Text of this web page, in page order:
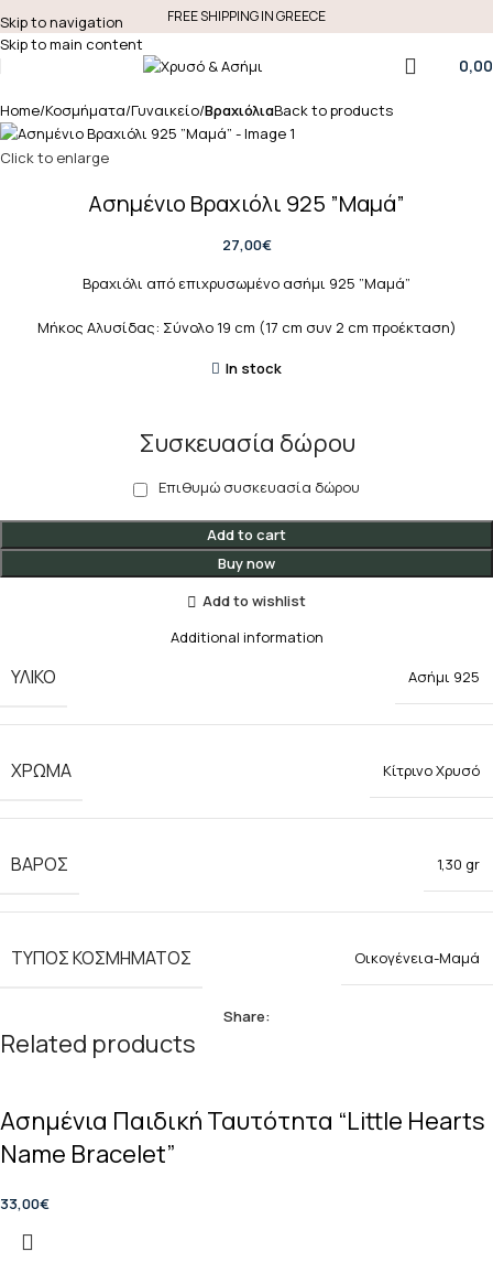
Skip to navigation
Skip to main content
FREE SHIPPING IN GREECE
0,00
Home Κοσμήματα Γυναικείο ΒραχιόλιαBack to products
Click to enlarge
Ασημένιο Βραχιόλι 925 ”Μαμά”
27,00€
Βραχιόλι από επιχρυσωμένο ασήμι 925 ”Μαμά”
Μήκος Αλυσίδας: Σύνολο 19 cm (17 cm συν 2 cm προέκταση)
In stock
Συσκευασία δώρου
Επιθυμώ συσκευασία δώρου
Add to cart
Buy now
Add to wishlist
Additional information
ΥΛΙΚΟ Ασήμι 925
ΧΡΩΜΑ Κίτρινο Χρυσό
ΒΑΡΟΣ 1,30 gr
ΤΥΠΟΣ ΚΟΣΜΗΜΑΤΟΣ Οικογένεια-Μαμά
Share:
Related products
Ασημένια Παιδική Ταυτότητα “Little Hearts
Name Bracelet”
33,00€